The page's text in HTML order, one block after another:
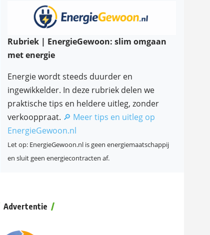
Rubriek | EnergieGewoon: slim omgaan
met energie
Energie wordt steeds duurder en
ingewikkelder. In deze rubriek delen we
praktische tips en heldere uitleg, zonder
verkooppraat. 🔎 Meer tips en uitleg op
EnergieGewoon.nl
Let op: EnergieGewoon.nl is geen energiemaatschappij
en sluit geen energiecontracten af.
Advertentie